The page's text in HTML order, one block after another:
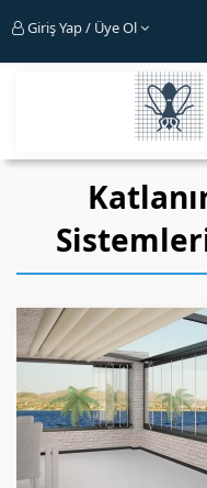
Giriş Yap / Üye Ol